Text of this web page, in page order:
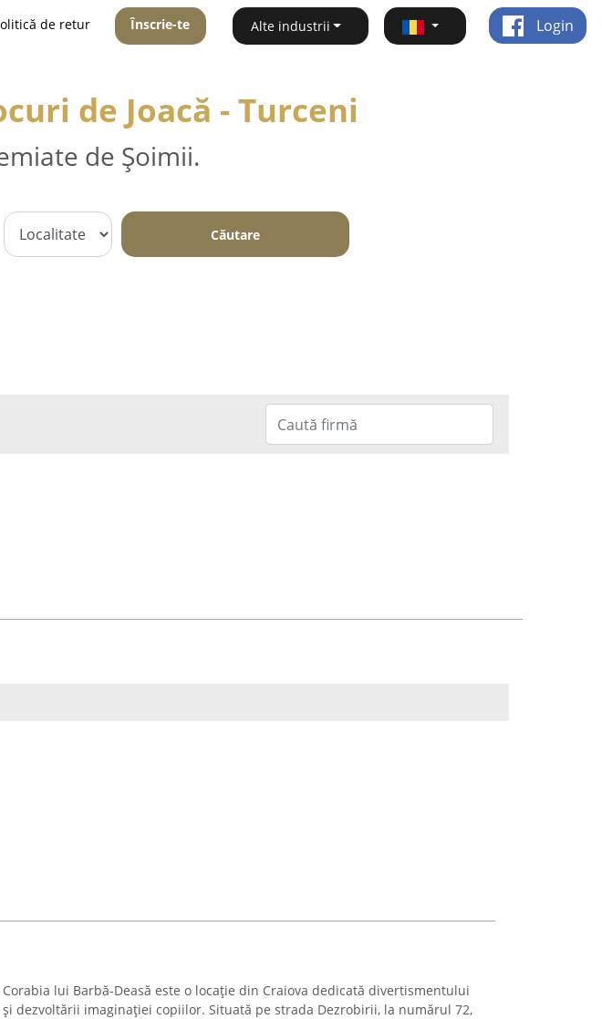
de retur Înscrie-te Alte industrii Login
de Joacă - Turceni
de Șoimii.
Căutare
Corabia lui Barbă-Deasă este o locație din Craiova dedicată divertismentului
și dezvoltării imaginației copiilor. Situată pe strada Dezrobirii, la numărul 72,